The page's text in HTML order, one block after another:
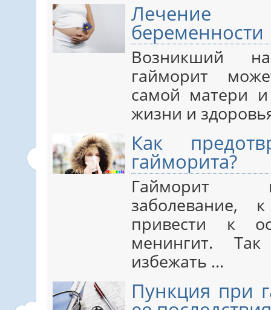
Лечение
беременности
Возникший
гайморит
самой матери
жизни и
Как
гайморита?
Гайморит
привести к
менингит.
избежать ...
Пункция при